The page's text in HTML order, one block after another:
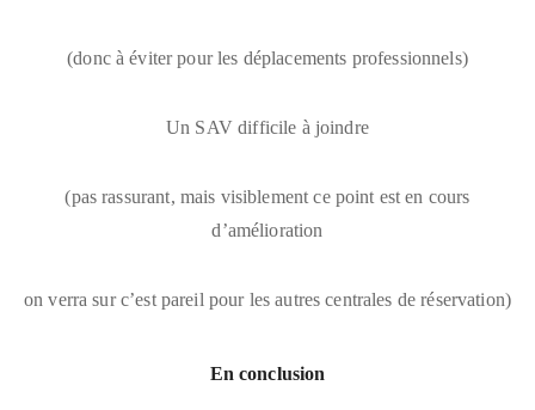
(donc à éviter pour les déplacements professionnels)
Un SAV difficile à joindre
(pas rassurant, mais visiblement ce point est en cours
d’amélioration
on verra sur c’est pareil pour les autres centrales de réservation)
En conclusion